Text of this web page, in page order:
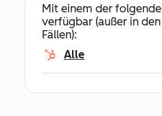
Mit einem der
verfügbar (außer in
Fällen):
Alle